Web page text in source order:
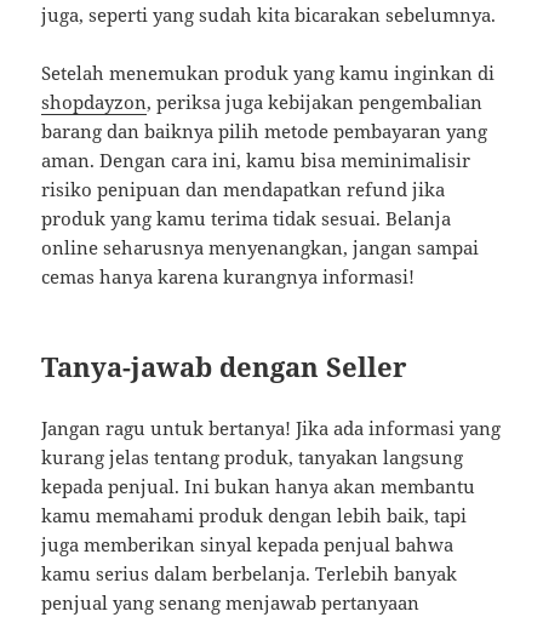
juga, seperti yang sudah kita bicarakan sebelumnya.
Setelah menemukan produk yang kamu inginkan di
shopdayzon, periksa juga kebijakan pengembalian
barang dan baiknya pilih metode pembayaran yang
aman. Dengan cara ini, kamu bisa meminimalisir
risiko penipuan dan mendapatkan refund jika
produk yang kamu terima tidak sesuai. Belanja
online seharusnya menyenangkan, jangan sampai
cemas hanya karena kurangnya informasi!
Tanya-jawab dengan Seller
Jangan ragu untuk bertanya! Jika ada informasi yang
kurang jelas tentang produk, tanyakan langsung
kepada penjual. Ini bukan hanya akan membantu
kamu memahami produk dengan lebih baik, tapi
juga memberikan sinyal kepada penjual bahwa
kamu serius dalam berbelanja. Terlebih banyak
penjual yang senang menjawab pertanyaan